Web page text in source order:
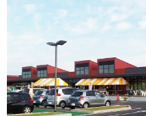
海ほたるPA / 東京ドイツ
銚子市